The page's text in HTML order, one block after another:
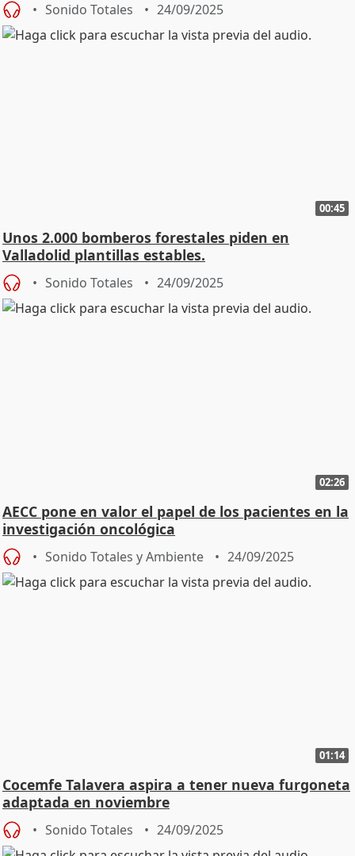
Sonido Totales 24/09/2025
00:45
Unos 2.000 bomberos forestales piden en
Valladolid plantillas estables.
Sonido Totales 24/09/2025
02:26
AECC pone en valor el papel de los pacientes en la
investigación oncológica
Sonido Totales y Ambiente 24/09/2025
01:14
Cocemfe Talavera aspira a tener nueva furgoneta
adaptada en noviembre
Sonido Totales 24/09/2025